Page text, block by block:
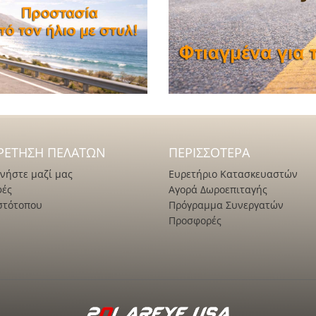
ΠΕΛΑΤΏΝ
μαζί μας
ΠΕΡΙΣΣΌΤΕΡΑ
Ευρετήριο Κατασκευαστών
Αγορά Δωροεπιταγής
Πρόγραμμα Συνεργατών
Προσφορές